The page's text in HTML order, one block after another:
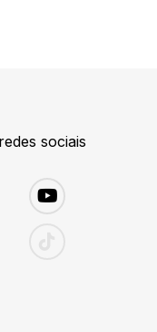
sociais